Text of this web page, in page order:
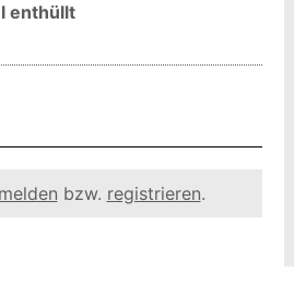
enthüllt
bzw. registrieren.